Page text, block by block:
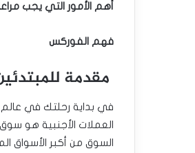
أهم الأمور التي يجب
فهم الفوركس
مقدمة
في بداية رحلتك في
العملات الأجنبية هو
السوق من أكبر الأسواق